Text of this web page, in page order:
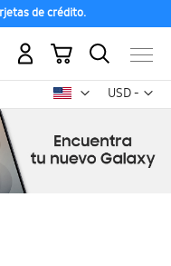
de crédito.
USD -
dólar
Mi carrito